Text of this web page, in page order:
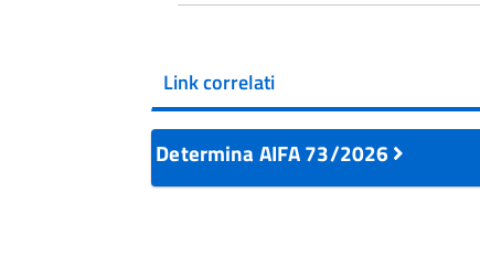
Link correlati
Determina AIFA 73/2026